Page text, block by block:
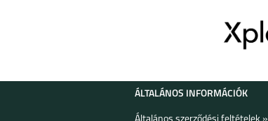
ÁLTALÁNOS INFORMÁCIÓK